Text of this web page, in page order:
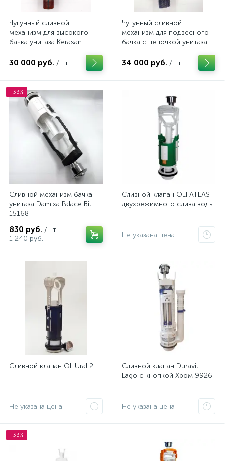
Чугунный сливной
механизм для высокого
бачка унитаза Kerasan
30 000 руб. /шт
Чугунный сливной
механизм для подвесного
бачка с цепочкой унитаза
34 000 руб. /шт
-33%
Сливной механизм бачка
унитаза Damixa Palace Bit
15168
830 руб. /шт
1 240 руб.
Сливной клапан OLI ATLAS
двухрежимного слива воды
Не указана цена
Сливной клапан Oli Ural 2
Не указана цена
Сливной клапан Duravit
Lago с кнопкой Хром 9926
Не указана цена
-33%